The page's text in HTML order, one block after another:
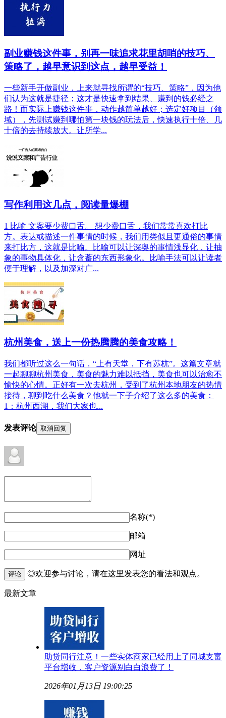
副业赚钱这件事，别再一味追求花里胡哨的技巧、
策略了，越早意识到这点，越早受益！
一些新手开做副业，上来就寻找所谓的“技巧、策略”，因为他
们认为这就是捷径；这才是快速拿到结果、赚到的钱必经之
路！而实际上赚钱这件事，动作越简单越好；选定好项目（领
域），先测试赚到哪怕第一块钱的玩法后，快速执行十倍、几
十倍的去持续放大。让所学...
写作利用这几点，阅读量爆棚
1 比喻 文案要少费口舌。 想少费口舌，我们常常喜欢打比
方。表达或描述一件事情的时候，我们用类似且更通俗的事情
来打比方，这就是比喻。比喻可以让深奥的事情浅显化，让抽
象的事物具体化，让含蓄的东西形象化。比喻手法可以让读者
便于理解，以及加深对广...
杭州美食，送上一份热腾腾的美食攻略！
我们都听过这么一句话，“上有天堂，下有苏杭”。这篇文章就
一起聊聊杭州美食，美食的魅力难以抵挡，美食也可以治愈不
愉快的心情。正好有一次去杭州，受到了杭州本地朋友的热情
接待，聊到吃什么美食？他就一下子介绍了这么多的美食：
1：杭州西湖，我们大家也...
发表评论 取消回复
名称(*)
邮箱
网址
评论 ◎欢迎参与讨论，请在这里发表您的看法和观点。
最新文章
助贷同行注意！一些实体商家已经用上了同城支富
平台增收，客户资源别白白浪费了！
2026年01月13日 19:00:25